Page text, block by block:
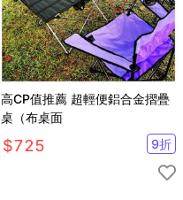
高CP值推薦 超輕便鋁合金摺疊
桌（布桌面
$725 9折